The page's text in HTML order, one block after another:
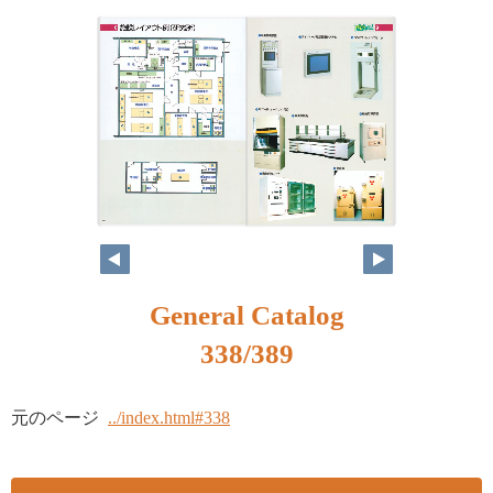
322
General Catalog
338/389
元のページ ../index.html#338